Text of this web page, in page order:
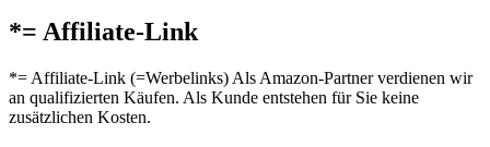
*= Affiliate-Link
*= Affiliate-Link (=Werbelinks) Als Amazon-Partner verdienen wir
an qualifizierten Käufen. Als Kunde entstehen für Sie keine
zusätzlichen Kosten.